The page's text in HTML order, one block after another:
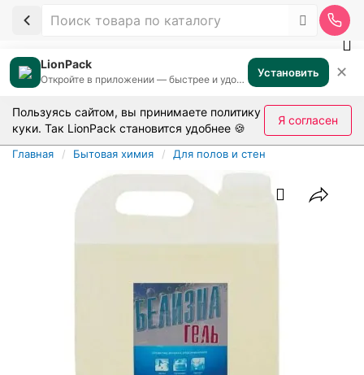
LionPack
Откройте в приложении — быстрее и удобнее Установить ✕
Пользуясь сайтом, вы принимаете политику
куки. Так LionPack становится удобнее 🍪
Я согласен
Главная Бытовая химия Для полов и стен